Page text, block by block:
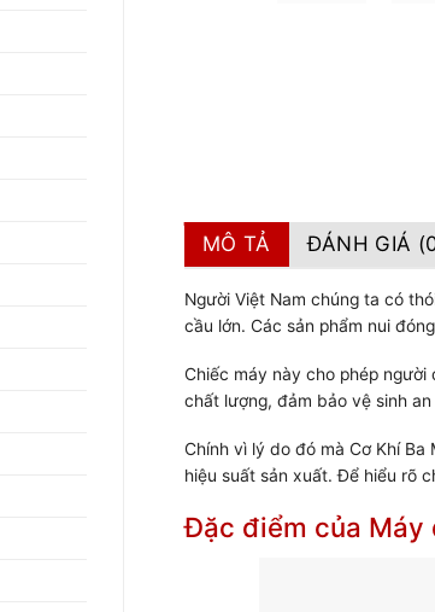
MÔ TẢ ĐÁNH GIÁ
Người Việt Nam chúng ta có
cầu lớn. Các sản phẩm nui
Chiếc máy này cho phép
chất lượng, đảm bảo vệ sinh
Chính vì lý do đó mà Cơ Khí
hiệu suất sản xuất. Để hiểu rõ
Đặc điểm của Máy